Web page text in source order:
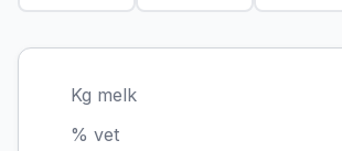
Kg melk
% vet